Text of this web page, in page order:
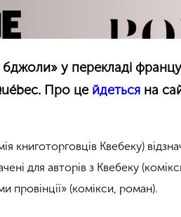
бджоли» у перекладі
Про це йдеться на
книготорговців Квебеку)
для авторів з Квебеку
провінції» (комікси, роман).